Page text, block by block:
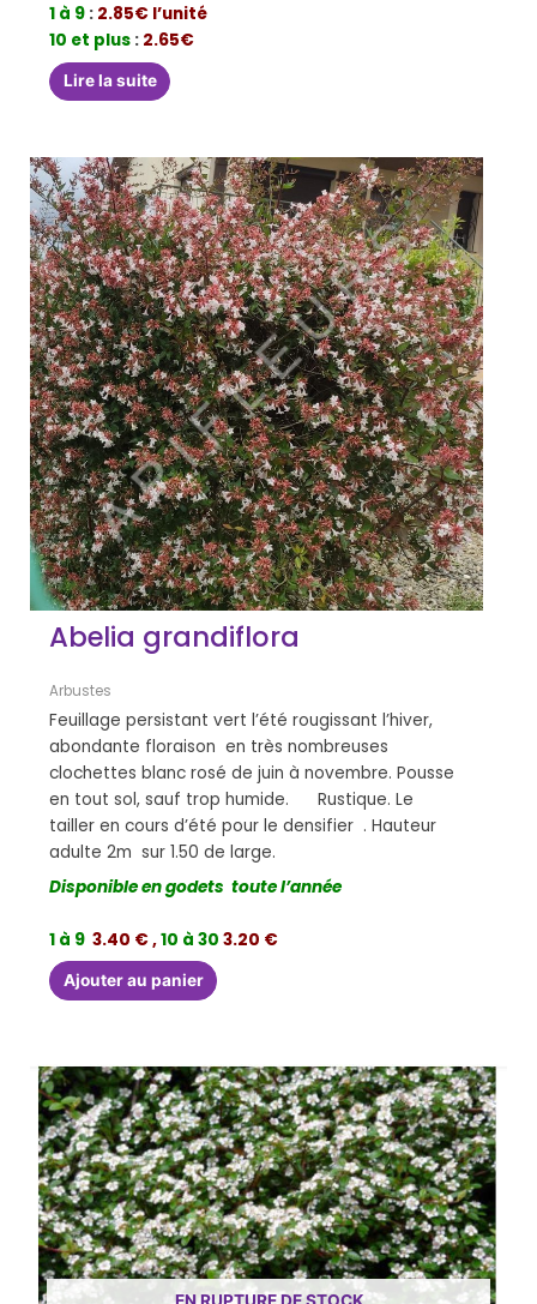
1 à 9 : 2.85€ l’unité
10 et plus : 2.65€
Lire la suite
Abelia grandiflora
Arbustes
Feuillage persistant vert l’été rougissant l’hiver,
abondante floraison en très nombreuses
clochettes blanc rosé de juin à novembre. Pousse
en tout sol, sauf trop humide. Rustique. Le
tailler en cours d’été pour le densifier . Hauteur
adulte 2m sur 1.50 de large.
Disponible en godets toute l’année
1 à 9 3.40 € ,10 à 30 3.20 €
Ajouter au panier